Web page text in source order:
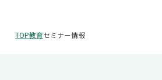
TOP教育セミナー情報